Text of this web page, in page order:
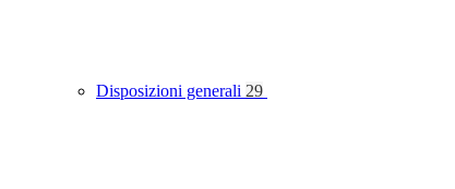
Disposizioni generali 29